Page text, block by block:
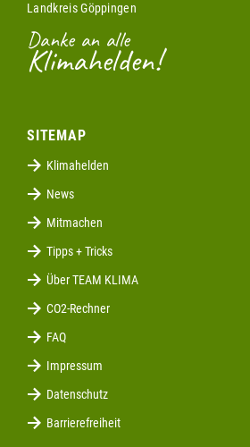
Landkreis Göppingen
Danke an alle
Klimahelden!
SITEMAP
Klimahelden
News
Mitmachen
Tipps + Tricks
Über TEAM KLIMA
CO2-Rechner
FAQ
Impressum
Datenschutz
Barrierefreiheit